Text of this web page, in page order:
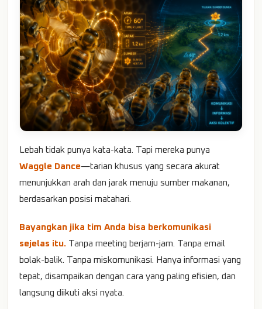
Lebah tidak punya kata-kata. Tapi mereka punya
Waggle Dance—tarian khusus yang secara akurat
menunjukkan arah dan jarak menuju sumber makanan,
berdasarkan posisi matahari.
Bayangkan jika tim Anda bisa berkomunikasi
sejelas itu. Tanpa meeting berjam-jam. Tanpa email
bolak-balik. Tanpa miskomunikasi. Hanya informasi yang
tepat, disampaikan dengan cara yang paling efisien, dan
langsung diikuti aksi nyata.